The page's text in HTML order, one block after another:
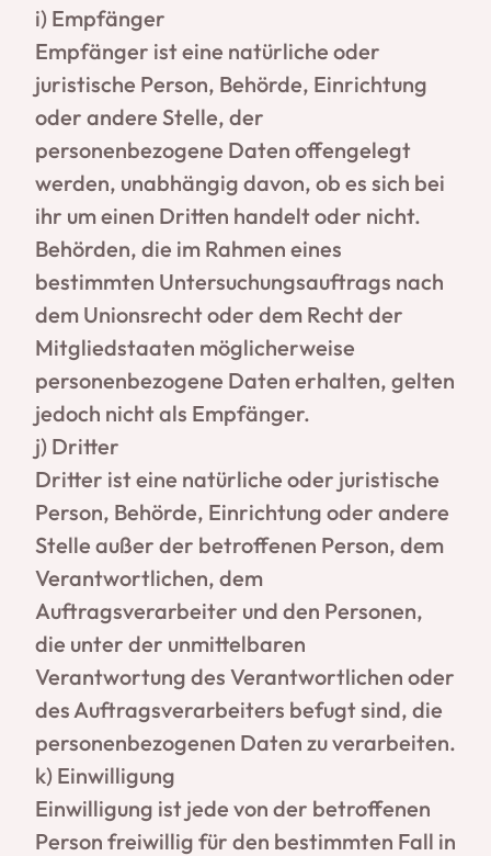
i) Empfänger
Empfänger ist eine natürliche oder
juristische Person, Behörde, Einrichtung
oder andere Stelle, der
personenbezogene Daten offengelegt
werden, unabhängig davon, ob es sich bei
ihr um einen Dritten handelt oder nicht.
Behörden, die im Rahmen eines
bestimmten Untersuchungsauftrags nach
dem Unionsrecht oder dem Recht der
Mitgliedstaaten möglicherweise
personenbezogene Daten erhalten, gelten
jedoch nicht als Empfänger.
j) Dritter
Dritter ist eine natürliche oder juristische
Person, Behörde, Einrichtung oder andere
Stelle außer der betroffenen Person, dem
Verantwortlichen, dem
Auftragsverarbeiter und den Personen,
die unter der unmittelbaren
Verantwortung des Verantwortlichen oder
des Auftragsverarbeiters befugt sind, die
personenbezogenen Daten zu verarbeiten.
k) Einwilligung
Einwilligung ist jede von der betroffenen
Person freiwillig für den bestimmten Fall in